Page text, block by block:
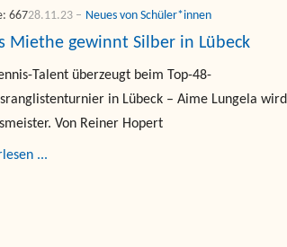
Miethe gewinnt Silber in Lübeck
Talent überzeugt beim Top-48-
in Lübeck – Aime Lungela wird
Von Reiner Hopert
Neues von Schüler*innen
28.11.23
667
...